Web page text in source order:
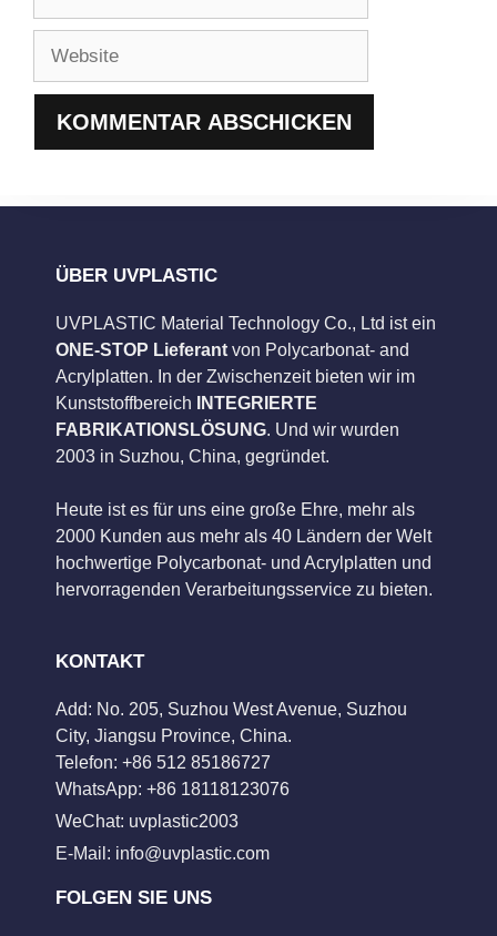
Adresse
ÜBER UVPLASTIC
UVPLASTIC Material Technology Co., Ltd ist ein
ONE-STOP Lieferant von Polycarbonat- and
Acrylplatten. In der Zwischenzeit bieten wir im
Kunststoffbereich
INTEGRIERTE
FABRIKATIONSLÖSUNG. Und wir wurden
2003 in Suzhou, China, gegründet.
Heute ist es für uns eine große Ehre, mehr als
2000 Kunden aus mehr als 40 Ländern der Welt
hochwertige Polycarbonat- und Acrylplatten und
hervorragenden Verarbeitungsservice zu bieten.
KONTAKT
Add: No. 205, Suzhou West Avenue, Suzhou
City, Jiangsu Province, China.
Telefon: +86 512 85186727
WhatsApp: +86 18118123076
WeChat: uvplastic2003
E-Mail: info@uvplastic.com
FOLGEN SIE UNS